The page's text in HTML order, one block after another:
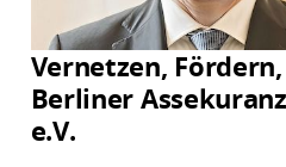
Vernetzen,
Berliner
e.V.